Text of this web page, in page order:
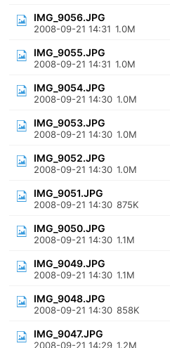
IMG_9056.JPG
2008-09-21 14:31 1.0M
IMG_9055.JPG
2008-09-21 14:31 1.0M
IMG_9054.JPG
2008-09-21 14:30 1.0M
IMG_9053.JPG
2008-09-21 14:30 1.0M
IMG_9052.JPG
2008-09-21 14:30 1.0M
IMG_9051.JPG
2008-09-21 14:30 875K
IMG_9050.JPG
2008-09-21 14:30 1.1M
IMG_9049.JPG
2008-09-21 14:30 1.1M
IMG_9048.JPG
2008-09-21 14:30 858K
IMG_9047.JPG
2008-09-21 14:29 1.2M